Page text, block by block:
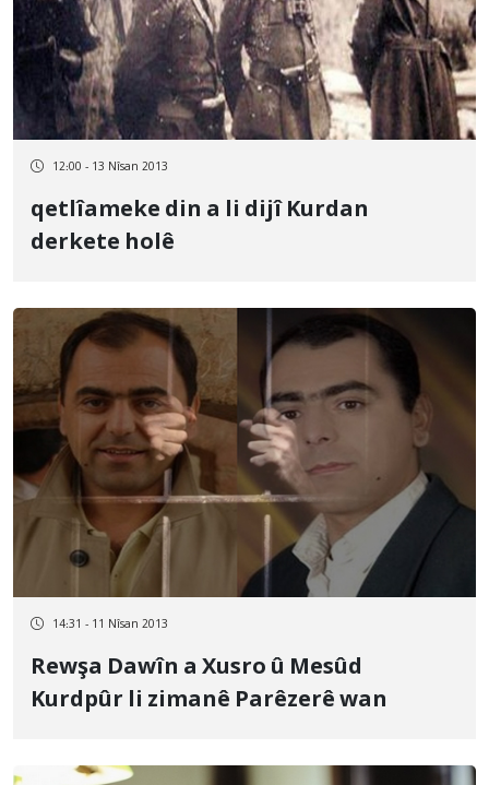
12:00 - 13 Nîsan 2013
qetlîameke din a li dijî Kurdan
derkete holê
14:31 - 11 Nîsan 2013
Rewşa Dawîn a Xusro û Mesûd
Kurdpûr li zimanê Parêzerê wan